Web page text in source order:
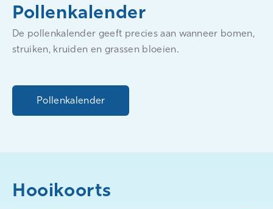
Pollenkalender
De pollenkalender geeft precies aan wanneer bomen,
struiken, kruiden en grassen bloeien.
Pollenkalender
Hooikoorts